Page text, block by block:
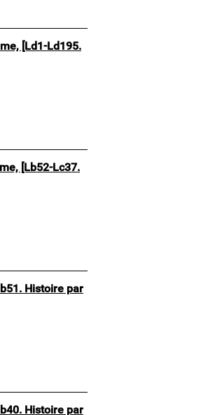
[Ld1-Ld195.
[Lb52-Lc37.
Histoire par
Histoire par